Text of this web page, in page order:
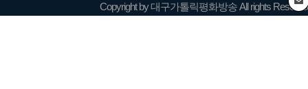
Copyright by 대구가톨릭평화방송 All rights